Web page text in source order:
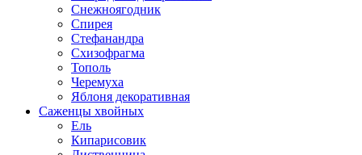
Снежноягодник
Спирея
Стефанандра
Схизофрагма
Тополь
Черемуха
Яблоня декоративная
Саженцы хвойных
Ель
Кипарисовик